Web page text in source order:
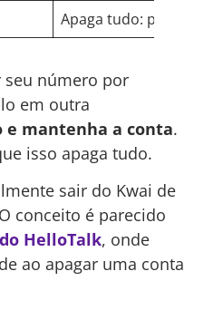
Apaga tudo: perfil,
seu número por
em outra
mantenha a conta.
isso apaga tudo.
sair do Kwai de
conceito é parecido
HelloTalk, onde
ao apagar uma conta